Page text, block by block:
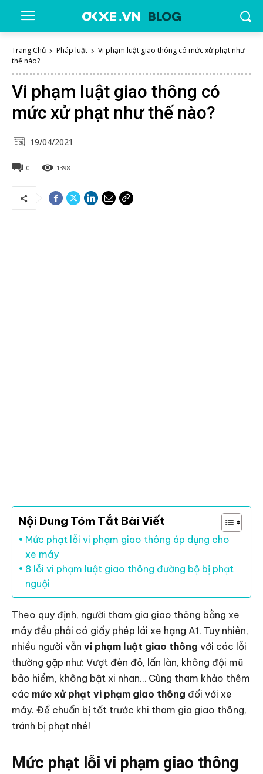
Trang Chủ Pháp luật
Vi phạm luật giao thông có mức xử phạt như
thế nào?
Vi phạm luật giao thông có
mức xử phạt như thế nào?
19/04/2021
0 1398
Nội Dung Tóm Tắt Bài Viết
Mức phạt lỗi vi phạm giao thông áp dụng cho
xe máy
8 lỗi vi phạm luật giao thông đường bộ bị phạt
nguội
Theo quy định, người tham gia giao thông bằng xe
máy đều phải có giấy phép lái xe hạng A1. Tuy nhiên,
nhiều người vẫn vi phạm luật giao thông với các lỗi
thường gặp như: Vượt đèn đỏ, lấn làn, không đội mũ
bảo hiểm, không bật xi nhan… Cùng tham khảo thêm
các mức xử phạt vi phạm giao thông đối với xe
máy. Để chuẩn bị tốt trước khi tham gia giao thông,
tránh bị phạt nhé!
Mức phạt lỗi vi phạm giao thông